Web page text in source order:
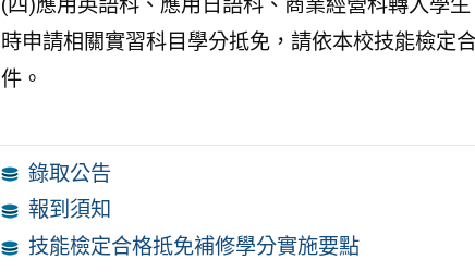
時申請相關實習科目學分抵免，請依本校技能檢定
件。
錄取公告
報到須知
技能檢定合格抵免補修學分實施要點